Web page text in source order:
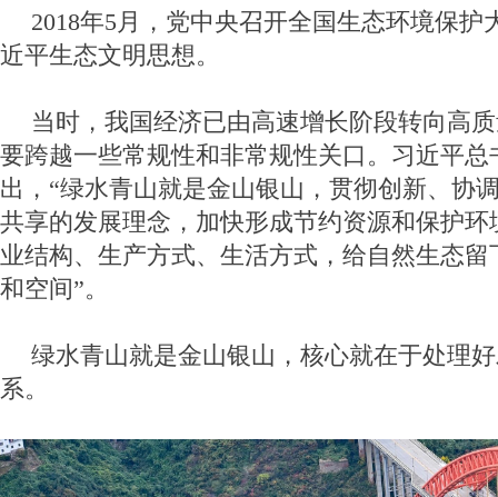
2018年5月，党中央召开全国生态环境保护
近平生态文明思想。
当时，我国经济已由高速增长阶段转向高
要跨越一些常规性和非常规性关口。习近平总
出，“绿水青山就是金山银山，贯彻创新、协
共享的发展理念，加快形成节约资源和保护
业结构、生产方式、生活方式，给自然生态
和空间”。
绿水青山就是金山银山，核心就在于处理
系。